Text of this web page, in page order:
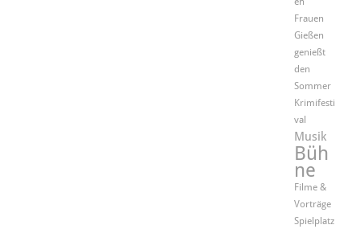
Frauen
Gießen
genießt
den
Sommer
Krimifesti
val
Musik
Büh
ne
Filme &
Vorträge
Spielplatz